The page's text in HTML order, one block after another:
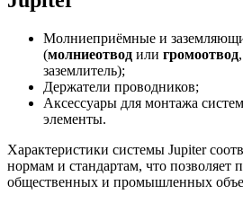
Молниеприёмные и
(молниеотвод или громоотвод
заземлитель);
Держатели проводников;
Аксессуары для монтажа
элементы.
Характеристики системы Jupiter
нормам и стандартам, что позволяет
общественных и промышленных